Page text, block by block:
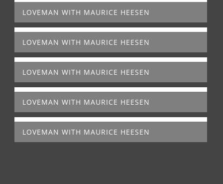
LOVEMAN WITH MAURICE HEESEN
LOVEMAN WITH MAURICE HEESEN
LOVEMAN WITH MAURICE HEESEN
LOVEMAN WITH MAURICE HEESEN
LOVEMAN WITH MAURICE HEESEN